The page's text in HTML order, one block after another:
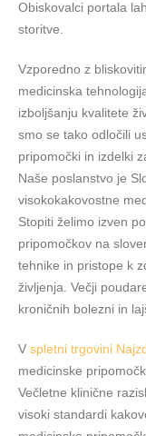
Obiskovalci portala
storitve.
Vzporedno z
medicinska
izboljšanju kvalitete
smo se tako odločili
pripomočki in izdelki
Naše poslanstvo je
visokokakovostne
Stopiti želimo izven
pripomočkov na
tehnike in pristope k
življenja. Večji
kroničnih bolezni in
V spletni trgovini
medicinske
Večletne klinične
visoki standardi